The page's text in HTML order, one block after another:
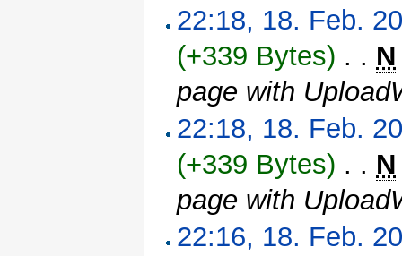
22:18, 18. Feb.
(+339 Bytes) . . N
page with
22:18, 18. Feb.
(+339 Bytes) . . N
page with
22:16, 18. Feb.